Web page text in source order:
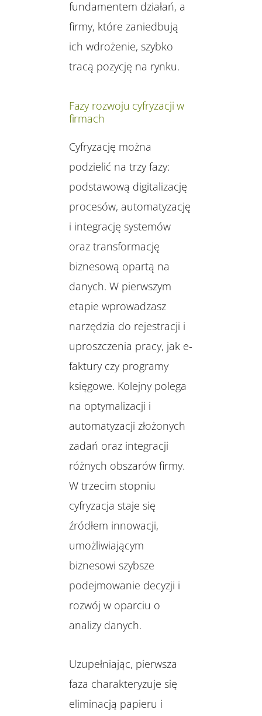
fundamentem działań, a
firmy, które zaniedbują
ich wdrożenie, szybko
tracą pozycję na rynku.
Fazy rozwoju cyfryzacji w
firmach
Cyfryzację można
podzielić na trzy fazy:
podstawową digitalizację
procesów, automatyzację
i integrację systemów
oraz transformację
biznesową opartą na
danych. W pierwszym
etapie wprowadzasz
narzędzia do rejestracji i
uproszczenia pracy, jak e-
faktury czy programy
księgowe. Kolejny polega
na optymalizacji i
automatyzacji złożonych
zadań oraz integracji
różnych obszarów firmy.
W trzecim stopniu
cyfryzacja staje się
źródłem innowacji,
umożliwiającym
biznesowi szybsze
podejmowanie decyzji i
rozwój w oparciu o
analizy danych.
Uzupełniając, pierwsza
faza charakteryzuje się
eliminacją papieru i